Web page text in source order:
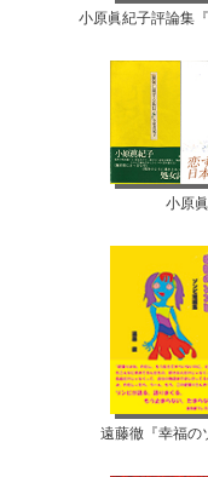
小原眞紀子評論集
小原
遠藤徹『幸福